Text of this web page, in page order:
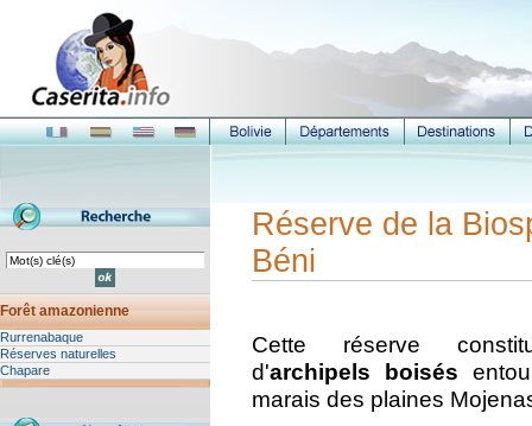
Forêt amazonienne
Rurrenabaque
Réserves naturelles
Chapare
Réserve de la
Béni
Cette réserve
d'archipels boisés
marais des plaines